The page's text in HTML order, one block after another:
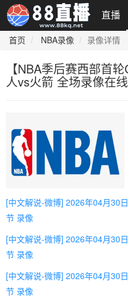
直播
首页 NBA录像 录像详情
【NBA季后赛西部首
人vs火箭 全场录像在
[中文解说-微博] 2026年04月30
节 录像
[中文解说-微博] 2026年04月30
节 录像
[中文解说-微博] 2026年04月30
节 录像